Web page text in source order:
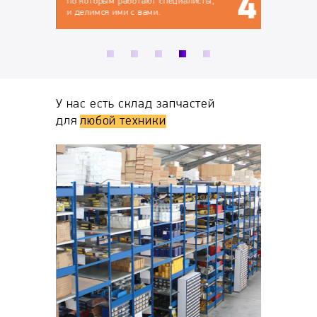
и делимся ими с вами.
У нас есть склад запчастей
длялюбой техники